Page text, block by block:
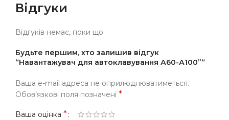
Відгуки
Відгуків немає, поки що.
Будьте першим, хто залишив відгук
“Навантажувач для автоклавування А60-А100”“
Ваша e-mail адреса не оприлюднюватиметься.
Обов’язкові поля позначені *
Ваша оцінка *